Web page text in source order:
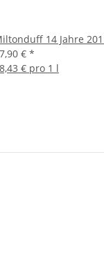
14 Jahre
€ *
€ pro 1 l